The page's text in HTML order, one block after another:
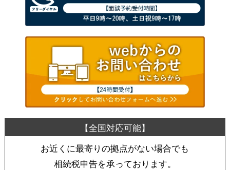
お近くに最寄りの拠点がない場合でも
相続税申告を承っております。